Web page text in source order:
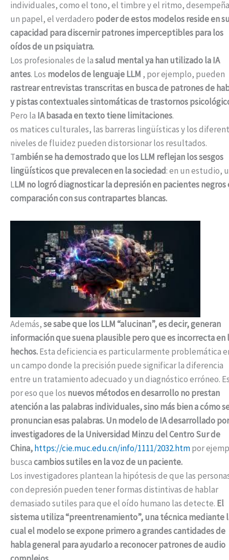
individuales, como el tono, el timbre y el ritmo,
un papel, el verdadero poder de estos modelos reside en
capacidad para discernir patrones imperceptibles para los
oídos de un psiquiatra.
Los profesionales de lasalud mental ya han utilizado la IA
antes. Los modelos de lenguaje LLM , por ejemplo, pueden
rastrear entrevistas transcritas en busca de patrones de
y pistas contextuales sintomáticas de trastornos
Pero la IA basada en texto tiene limitaciones.
os matices culturales, las barreras lingüísticas y los
niveles de fluidez pueden distorsionar los resultados.
También se ha demostrado que los LLM reflejan los sesgos
lingüísticos que prevalecen en la sociedad: en un estudio,
LLM no logró diagnosticar la depresión en pacientes negros
comparación con sus contrapartes blancas.
Además,se sabe que los LLM “alucinan”, es decir, generan
información que suena plausible pero que es incorrecta en
hechos.Esta deficiencia es particularmente problemática
un campo donde la precisión puede significar la diferencia
entre un tratamiento adecuado y un diagnóstico erróneo.
por eso que los nuevos métodos en desarrollo no prestan
atención a las palabras individuales, sino más bien a cómo
pronuncian esas palabras. Un modelo de IA desarrollado por
investigadores de la Universidad Minzu del Centro Sur de
China,https://cie.muc.edu.cn/info/1111/2032.htmpor
buscacambios sutiles en la voz de un paciente.
Los investigadores plantean la hipótesis de que las
con depresión pueden tener formas distintivas de hablar
demasiado sutiles para que el oído humano las detecte. El
sistema utiliza “preentrenamiento”, una técnica mediante
cual el modelo se expone primero a grandes cantidades de
habla general para ayudarlo a reconocer patrones de audio